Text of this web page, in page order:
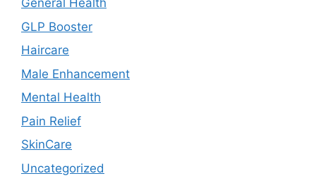
General Health
GLP Booster
Haircare
Male Enhancement
Mental Health
Pain Relief
SkinCare
Uncategorized